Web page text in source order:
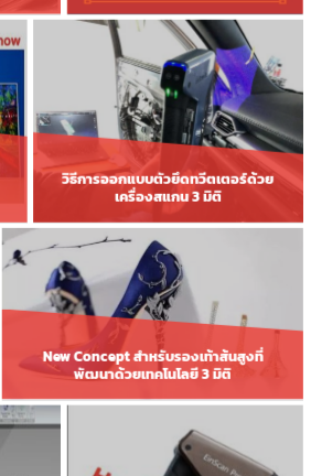
วิธีการออกแบบตัวยึดทวีตเตอร์ด้วย
เครื่องสแกน 3 มิติ
New Concept สำหรับรองเท้าส้นสูงที่
พัฒนาด้วยเทคโนโลยี 3 มิติ